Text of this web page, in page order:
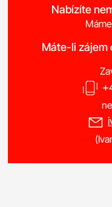
Nabízíte
Máte-li zájem